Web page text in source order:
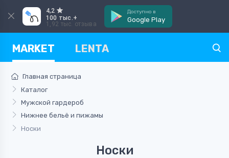
4,2
100 тыс.+
1,92 тыс. отзыва
Доступно в
Google Play
MARKET LENTA
Главная страница
Каталог
Мужской гардероб
Нижнее бельё и пижамы
Носки
Носки